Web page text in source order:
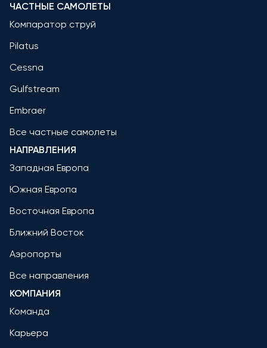
ЧАСТНЫЕ САМОЛЕТЫ
Компаратор струй
Pilatus
Cessna
Gulfstream
Embraer
Все частные самолеты
НАПРАВЛЕНИЯ
Западная Европа
Южная Европа
Восточная Европа
Ближний Восток
Аэропорты
Все направления
КОМПАНИЯ
Команда
Карьера